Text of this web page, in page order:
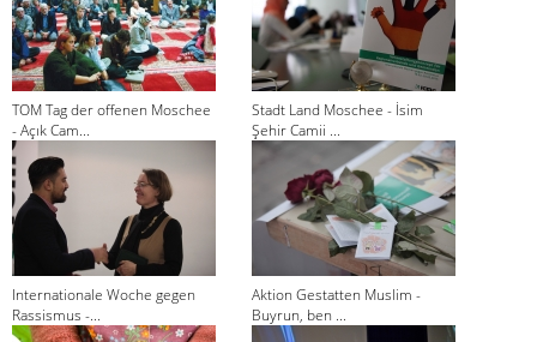
TOM Tag der offenen Moschee
- Açık Cam...
Stadt Land Moschee - İsim
Şehir Camii ...
Internationale Woche gegen
Rassismus -...
Aktion Gestatten Muslim -
Buyrun, ben ...